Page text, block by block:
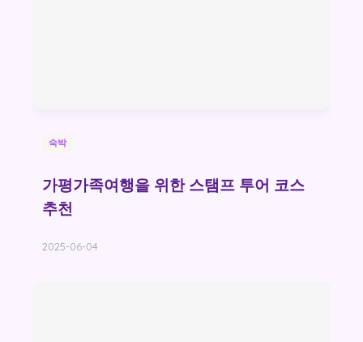
숙박
가평가족여행을 위한 스탬프 투어 코스
추천
2025-06-04